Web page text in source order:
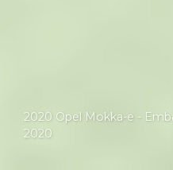
2020 Opel Mokka-e -
2020